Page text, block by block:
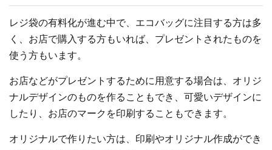
レジ袋の有料化が進む中で、エコバッグに注目する方は多
く、お店で購入する方もいれば、プレゼントされたものを
使う方もいます。
お店などがプレゼントするために用意する場合は、オリジ
ナルデザインのものを作ることもでき、可愛いデザインに
したり、お店のマークを印刷することもできます。
オリジナルで作りたい方は、印刷やオリジナル作成ができ